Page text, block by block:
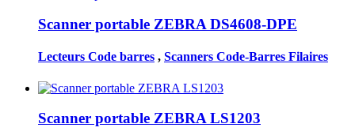
Scanner portable ZEBRA DS4608-DPE
Lecteurs Code barres , Scanners Code-Barres Filaires
Scanner portable ZEBRA LS1203